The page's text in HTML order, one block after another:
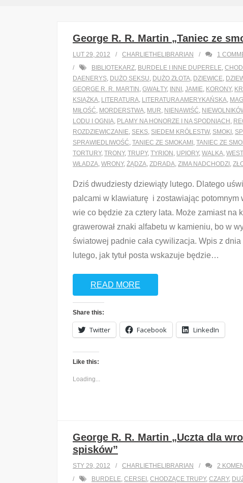
George R. R. Martin „Taniec ze
LUT 29, 2012 CHARLIETHELIBRARIAN 1
BIBLIOTEKARZ BURDELE I INNE DUPERELE
DAENERYS DUŻO SEKSU DUŻO ZŁOTA DZIEWICE
GEORGE R. R. MARTIN GWAŁTY, INNI JAMIE KORONY,
KSIĄŻKA LITERATURA LITERATURA AMERYKAŃSKA
MIŁOŚĆ MORDERSTWA MUR NIENAWIŚĆ
LODU I OGNIA PLAMY NA HONORZE I NA SPODNIACH
ROZDZIEWICZANIE SEKS SIEDEM KRÓLESTW, SMOKI
SPRAWIEDLIWOŚĆ TANIEC ZE SMOKAMI TANIEC ZE
TORTURY, TRONY, TRUPY, TYRION UPIORY, WALKA
WŁADZA WRONY, ŻĄDZA ZDRADA ZIMA NADCHODZI
Dziś dwudziesty dziewiąty lutego. Dlatego
palcami w klawiaturę i zostawiając potomnym
wie co będzie za cztery lata. Może zamiast na
grawerował znaki alfabetu w kamieniu, bo w
światowej padnie cała cywilizacja. Wpis z
lutego, jak tytuł posta wskazuje będzie…
READ MORE
Share this:
Twitter Facebook LinkedIn
Like this:
Loading...
George R. R. Martin „Uczta dla
spisków”
STY 29, 2012 CHARLIETHELIBRARIAN 2
BURDELE CERSEI CHODZĄCE TRUPY, CZARY,